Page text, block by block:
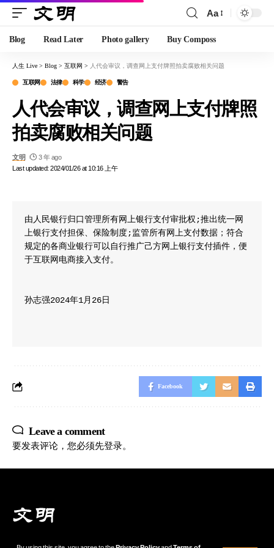
Aa
Blog Read Later Photo gallery Buy Composs
人生 Live > Blog > 互联网 > 人代会审议，调查网上支付牌照拍卖腐败相关问题
互联网 法律 科学 经济 警告
人代会审议，调查网上支付牌照
拍卖腐败相关问题
Last updated: 2024/01/26 at 10:16 上午
文明 3 年 ago
由人民银行归口管理所有网上银行支付审批权;推出统一网
上银行支付担保、保险制度;监管所有网上支付数据；符合
规定的各商业银行可以自行推广己方网上银行支付插件，便
于互联网电商接入支付。
孙志强2024年1月26日
Facebook
Leave a comment
要发表评论，您必须先登录。